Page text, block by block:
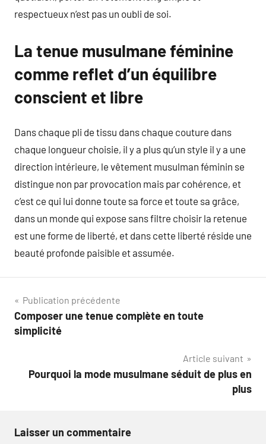
respectueux n’est pas un oubli de soi.
La tenue musulmane féminine
comme reflet d’un équilibre
conscient et libre
Dans chaque pli de tissu dans chaque couture dans
chaque longueur choisie, il y a plus qu’un style il y a une
direction intérieure, le vêtement musulman féminin se
distingue non par provocation mais par cohérence, et
c’est ce qui lui donne toute sa force et toute sa grâce,
dans un monde qui expose sans filtre choisir la retenue
est une forme de liberté, et dans cette liberté réside une
beauté profonde paisible et assumée.
Navigation
de
Publication précédente
Composer une tenue complète en toute
simplicité
Article suivant
Pourquoi la mode musulmane séduit de plus en
plus
Laisser un commentaire